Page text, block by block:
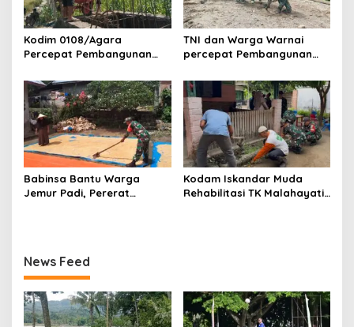
Kodim 0108/Agara
Percepat Pembangunan
di Ds. Kuta Ujung, Aceh
Tenggara
TNI dan Warga Warnai
percepat Pembangunan
di Desa Uning Abadi, Aceh
Tenggara
Babinsa Bantu Warga
Jemur Padi, Pererat
Kodam Iskandar Muda
Rehabilitasi TK Malahayati
News Feed